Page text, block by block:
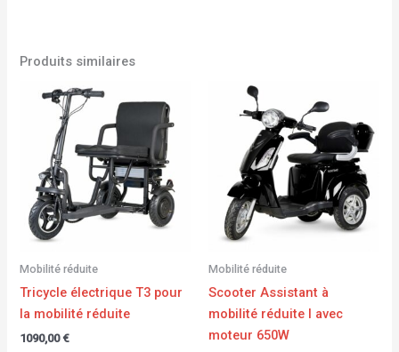
Produits similaires
Mobilité réduite
Tricycle électrique T3 pour
la mobilité réduite
1090,00€
Mobilité réduite
Scooter Assistant à
mobilité réduite I avec
moteur 650W
de
prix :
2070,00 €
2370,00 €